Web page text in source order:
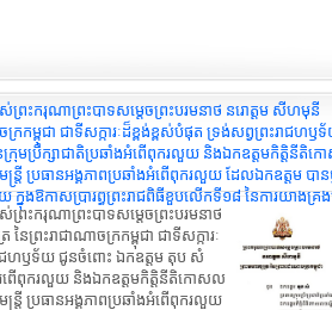
ព្រះករុណាព្រះបាទសម្តេចព្រះបរមនាថ នរោត្ដម សីហមុនី
ក្រកម្ពុជា ជាទីសក្ការៈដ៏ខ្ពង់ខ្ពស់បំផុត ទ្រង់សព្វព្រះរាជហ
រុមប្រឹក្សាជាតិប្រឆាំងអំពើពុករលួយ និងឯកឧត្តមកិត្តិនីតិ
រី ប្រធានអង្គភាពប្រឆាំងអំពើពុករលួយ ដែលឯកឧត្តម បាន
ក្នុងឱកាសប្រារព្ធព្រះរាជពិធីខួបលើកទី១៨ នៃការយាងគ្រង
រះករុណាព្រះបាទសម្តេចព្រះបរមនាថ
ៃព្រះរាជាណាចក្រកម្ពុជា ជាទីសក្ការៈ
ាជហឫទ័យ ជូនចំពោះ ឯកឧត្តម តុប សំ
អំពើពុករលួយ និងឯកឧត្តមកិត្តិនីតិកោសល
រី ប្រធានអង្គភាពប្រឆាំងអំពើពុករលួយ